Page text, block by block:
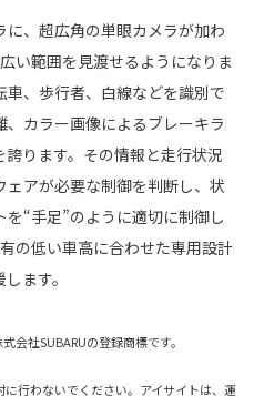
、超広角の単眼カメラが加わ
い範囲を見渡せるようになりま
車、歩行者、白線などを識別で
カラー画像によるブレーキラ
ります。その情報と走行状況
アが必要な制御を判断し、状
“手足”のように適切に制御し
の低い車高に合わせた専用設計
ます。
会社SUBARUの登録商標です。
行わないでください。アイサイトは、運